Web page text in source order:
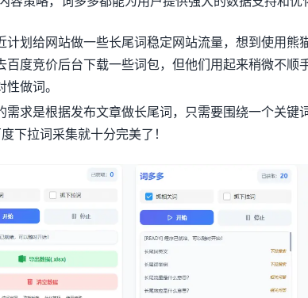
计划给网站做一些长尾词稳定网站流量，想到使用熊
百度竞价后台下载一些词包，但他们用起来稍微不顺
性做词。
需求是根据发布文章做长尾词，只需要围绕一个关键
下拉词采集就十分完美了！